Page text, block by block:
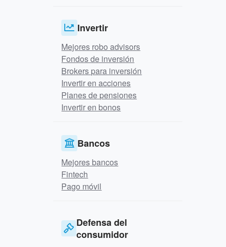
Invertir
Mejores robo advisors
Fondos de inversión
Brokers para inversión
Invertir en acciones
Planes de pensiones
Invertir en bonos
Bancos
Mejores bancos
Fintech
Pago móvil
Defensa del
consumidor